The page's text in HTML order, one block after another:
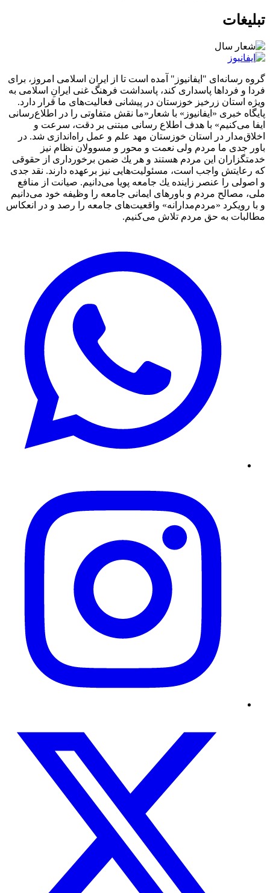
تبلیغات
گروه رسانه‌ای "ایفانیوز" آمده است تا از ایران اسلامی امروز، برای
فردا و فرداها پاسداری کند، پاسداشت فرهنگ غنی ایرانِ اسلامی به
ویژه استان زرخیز خوزستان در پیشانی فعالیت‌های ما قرار دارد.
پایگاه خبری «ایفانیوز» با شعار«ما نقش متفاوتی را در اطلاع‌رسانی
ایفا می‌کنیم» با هدف اطلاع رسانی مبتنی بر دقت، سرعت و
اخلاق‌مدار در استان خوزستان مهد علم و عمل راه‌اندازی شد. در
باور جدی ما مردم ولی نعمت و محور و مسوولان نظام نیز
خدمتگزاران این مردم هستند و هر یك ضمن برخورداری از حقوقی
كه رعایتش واجب است، مسئولیت‌هایی نیز برعهده دارند. نقد جدی
و اصولی را عنصر زاینده یك جامعه پویا می‌دانیم. صیانت از منافع
ملی، مصالح مردم و باورهای ایمانی جامعه را وظیفه خود می‌دانیم
و با رویكرد «مردم‌مدارانه‌» واقعیت‌های جامعه را رصد و در انعکاس
مطالبات به حق مردم تلاش می‌كنیم.